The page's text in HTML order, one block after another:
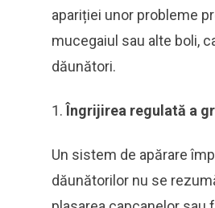
apariției unor probleme
mucegaiul sau alte boli,
dăunători.
Îngrijirea regulată a
Un sistem de apărare
dăunătorilor nu se